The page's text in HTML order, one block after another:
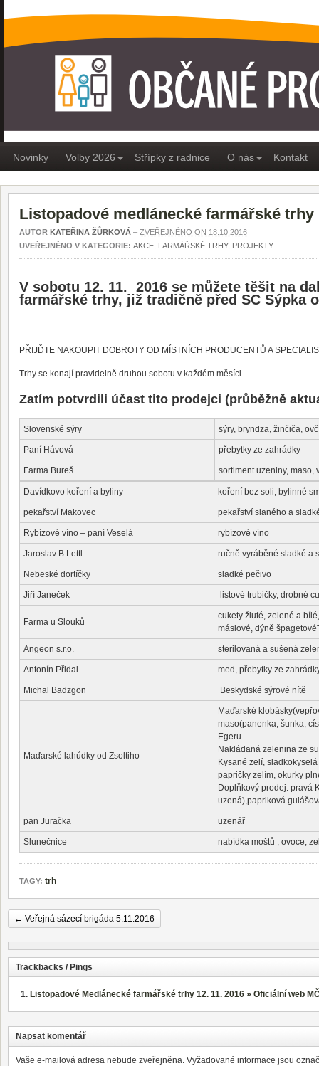
OBČANÉ PRO MEDLÁNKY
Novinky Volby 2026 Střípky z radnice O nás Kontakt
Listopadové medlánecké farmářské trhy
AUTOR KATEŘINA ŽŮRKOVÁ – ZVEŘEJNĚNO ON 18.10.2016
UVEŘEJNĚNO V KATEGORIE: AKCE FARMÁŘSKÉ TRHY, PROJEKTY
V sobotu 12. 11. 2016 se můžete těšit na
farmářské trhy, již tradičně před SC Sýpka
PŘIJĎTE NAKOUPIT DOBROTY OD MÍSTNÍCH PRODUCENTŮ A
Trhy se konají pravidelně druhou sobotu v každém měsíci.
Zatím potvrdili účast tito prodejci (průběžně
Slovenské sýry sýry, bryndza, žinčiča,
Paní Hávová přebytky ze zahrádky
Farma Bureš sortiment uzeniny, maso,
Davídkovo koření a byliny koření bez soli, bylinné
pekařství Makovec pekařství slaného a
Rybízové víno – paní Veselá rybízové víno
Jaroslav B.Lettl ručně vyráběné sladké a
Nebeské dortíčky sladké pečivo
Jiří Janeček listové trubičky, drobné
Farma u Slouků
cukety žluté, zelené a
máslové, dýně
Angeon s.r.o. sterilovaná a sušená
Antonín Přidal med, přebytky ze
Michal Badzgon Beskydské sýrové nítě
Maďarské lahůdky od Zsoltiho
Maďarské
maso(panenka, šunka,
Egeru.
Nakládaná zelenina ze
Kysané zelí,
papričky zelím, okurky
Doplňkový prodej: pravá
uzená),papriková
pan Juračka uzenář
Slunečnice nabídka moštů , ovoce,
TAGY: trh
← Veřejná sázecí brigáda 5.11.2016
Trackbacks / Pings
Listopadové Medlánecké farmářské trhy 12. 11. 2016 » Oficiální web
Napsat komentář
Vaše e-mailová adresa nebude zveřejněna. Vyžadované informace jsou